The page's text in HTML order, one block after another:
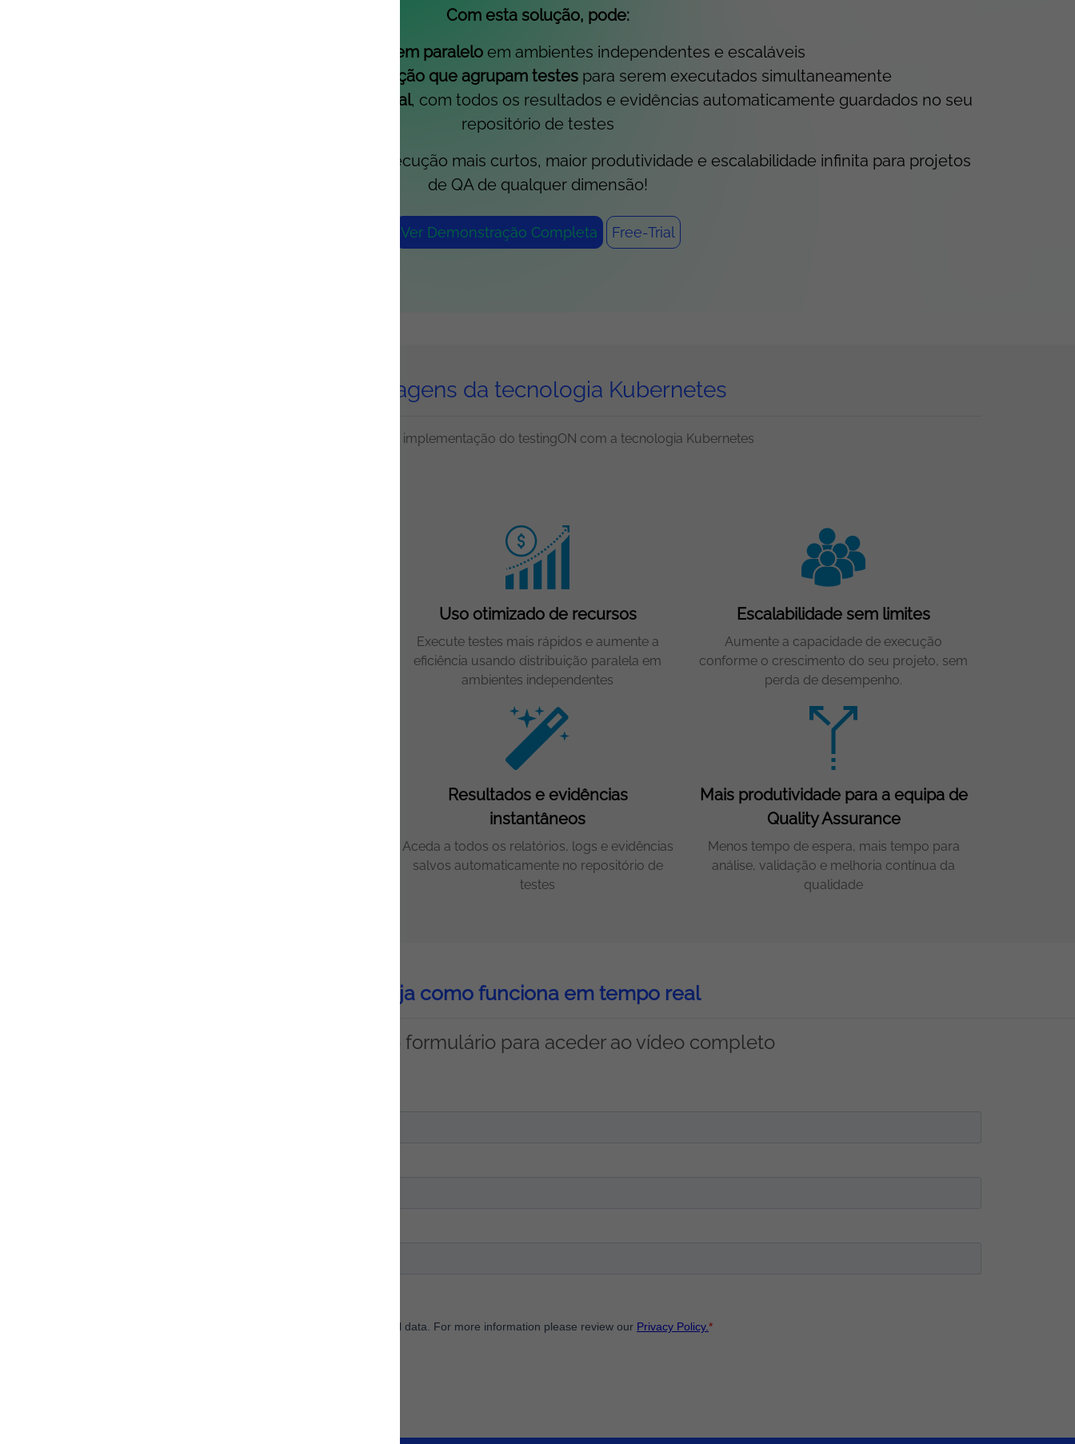
Com esta solução, pode:
Execute testes em paralelo em ambientes independentes e escaláveis
- Configurar planos de execução que agrupam testes para serem executados simultaneamente
- Acompanhar a execução em tempo real, com todos os resultados e evidências automaticamente guardados no seu
repositório de testes
tempos de execução mais curtos, maior produtividade e escalabilidade infinita para projetos
de QA de qualquer dimensão!
Ver Demonstração Completa Free-Trial
Vantagens da tecnologia Kubernetes
Benefícios da implementação do testingON com a tecnologia Kubernetes
Uso otimizado de recursos
Execute testes mais rápidos e aumente a
eficiência usando distribuição paralela em
ambientes independentes
Escalabilidade sem limites
Aumente a capacidade de execução
conforme o crescimento do seu projeto, sem
perda de desempenho.
Resultados e evidências
instantâneos
Aceda a todos os relatórios, logs e evidências
salvos automaticamente no repositório de
testes
Mais produtividade para a equipa de
Quality Assurance
Menos tempo de espera, mais tempo para
análise, validação e melhoria contínua da
qualidade
Veja como funciona em tempo real
Preencha o formulário para aceder ao vídeo completo